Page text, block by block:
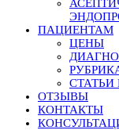
ПАЦИЕНТАМ
ЦЕНЫ
ОТЗЫВЫ
КОНТАКТЫ